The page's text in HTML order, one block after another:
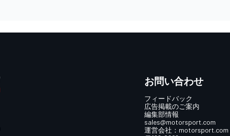
お問い合わせ
フィードバック
広告掲載のご案内
編集部情報
sales@motorsport.com
運営会社： motorsport.com